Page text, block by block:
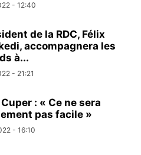
- 12:40
de la RDC, Félix
accompagnera les
à...
- 21:21
: « Ce ne sera
pas facile »
- 16:10